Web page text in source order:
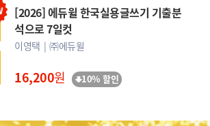
[2026] 에듀윌 한국실용글쓰기 기출분
석으로 7일컷
이영택 ㈜에듀윌
16,200원 10% 할인